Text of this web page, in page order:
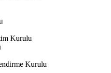
Kurulu
Kurulu